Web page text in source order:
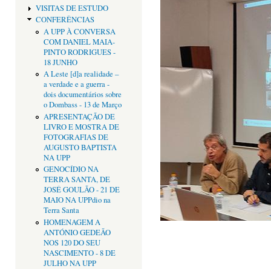
VISITAS DE ESTUDO
CONFERÊNCIAS
A UPP À CONVERSA
COM DANIEL MAIA-
PINTO RODRIGUES -
18 JUNHO
A Leste [d]a realidade –
a verdade e a guerra -
dois documentários sobre
o Dombass - 13 de Março
APRESENTAÇÃO DE
LIVRO E MOSTRA DE
FOTOGRAFIAS DE
AUGUSTO BAPTISTA
NA UPP
GENOCÍDIO NA
TERRA SANTA, DE
JOSÉ GOULÃO - 21 DE
MAIO NA UPPdio na
Terra Santa
HOMENAGEM A
ANTÓNIO GEDEÃO
NOS 120 DO SEU
NASCIMENTO - 8 DE
JULHO NA UPP